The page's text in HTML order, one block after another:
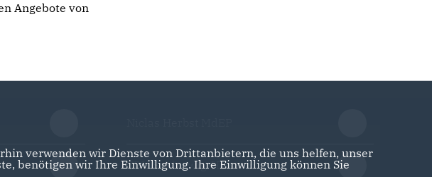
Angebote von
CDU Schleswig-Holstein
verwenden wir Dienste von Drittanbietern, die uns helfen, unser
benötigen wir Ihre Einwilligung. Ihre Einwilligung können Sie